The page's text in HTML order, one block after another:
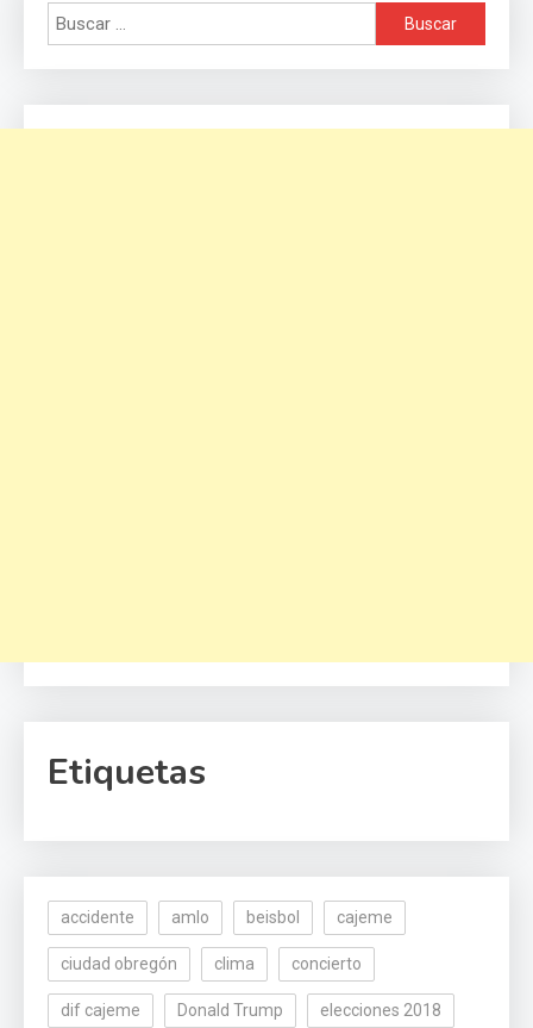
Buscar:
Etiquetas
accidente amlo beisbol cajeme
ciudad obregón clima concierto
dif cajeme Donald Trump elecciones 2018